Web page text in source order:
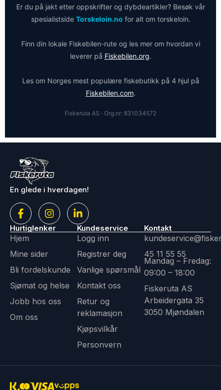
Er du på jakt etter oppskrifter og dybdeartikler? Besøk vår
spesialistside Torskeloin.no for alt om torskeloin.
Finn din lokale Fiskebilen-rute og les mer om hvordan vi
leverer på Fiskebilen.org.
Les om Norges mest populære fiskebutikk på 4 hjul på
Fiskebilen.com.
Fiskeruta AS · Org.nr: 831034572
En glede i hverdagen!
Hurtiglenker
Hjem
Mine sider
Bli fordelskunde
Sjømat og helse
Jobb hos oss
Om oss
Kundeservice
Logg inn
Registrer deg
Vanlige spørsmål
Kontakt oss
Retur og
reklamasjon
Kjøpsvilkår
Personvern
Kontakt
45 11 55 55
Mandag – Fredag:
09:00 – 18:00
Fiskeruta AS
Arbeidergata 35
3050 Mjøndalen